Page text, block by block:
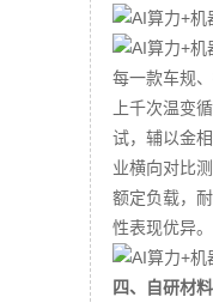
每一款车规
上千次温变
试，辅以金
业横向对比
额定负载，
性表现优异。
四、自研材